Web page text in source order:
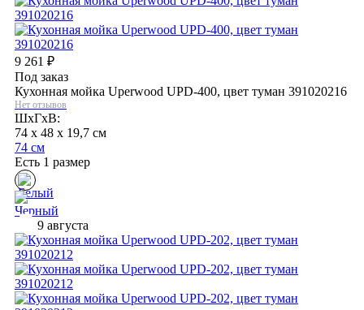
9 261 ₽
Под заказ
Кухонная мойка Uperwood UPD-400, цвет туман 391020216
Нет отзывов
ШхГхВ:
74 x 48 x 19,7 см
74 см
Есть 1 размер
9 августа